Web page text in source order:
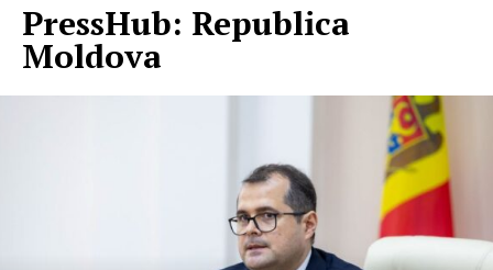
PressHub: Republica
Moldova